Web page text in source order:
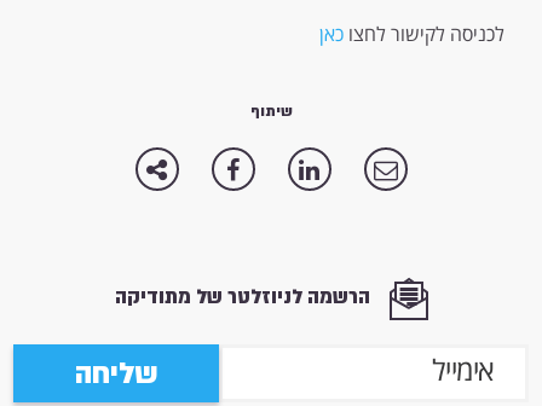
לכניסה לקישור לחצוכאן
שיתוף
הרשמה לניוזלטר של מתודיקה
שליחה